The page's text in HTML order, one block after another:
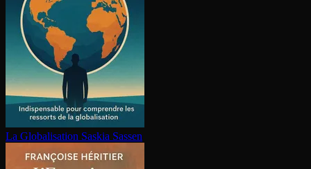
La Glo­ba­li­sa­tion Saskia Sassen